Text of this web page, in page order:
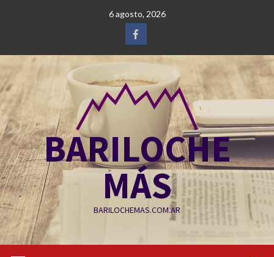
6 agosto, 2026
Facebook
BARILOCHE
MÁS
BARILOCHEMAS.COM.AR